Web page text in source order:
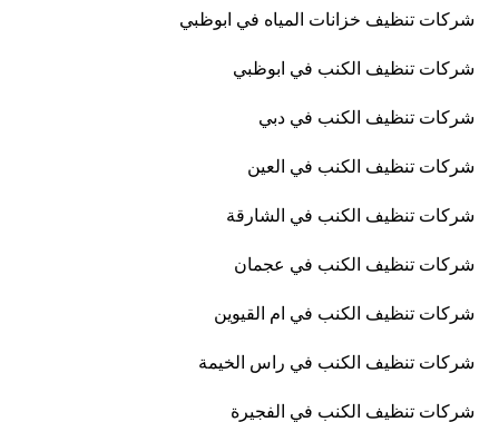
شركات تنظيف خزانات المياه في ابوظبي
شركات تنظيف الكنب في ابوظبي
شركات تنظيف الكنب في دبي
شركات تنظيف الكنب في العين
شركات تنظيف الكنب في الشارقة
شركات تنظيف الكنب في عجمان
شركات تنظيف الكنب في ام القيوين
شركات تنظيف الكنب في راس الخيمة
شركات تنظيف الكنب في الفجيرة